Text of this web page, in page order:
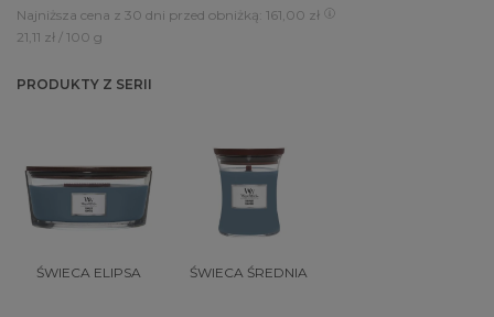
Najniższa cena z 30 dni przed obniżką: 161,00 zł
21,11 zł / 100 g
PRODUKTY Z SERII
ŚWIECA ELIPSA ŚWIECA ŚREDNIA